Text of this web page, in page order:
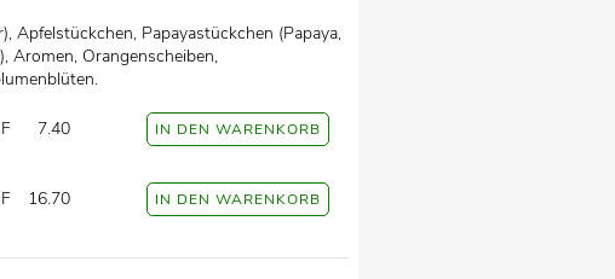
Apfelstückchen, Papayastückchen (Papaya,
Aromen, Orangenscheiben,
7.40
16.70